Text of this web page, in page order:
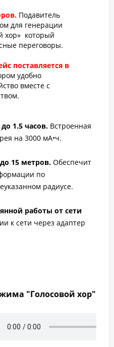
Подавитель
для генерации
хор» который
переговоры.
поставляется в
удобно
вместе с
1.5 часов. Встроенная
на 3000 мА•ч.
15 метров. Обеспечит
по
радиусе.
работы от сети
к сети через адаптер
"Голосовой хор"